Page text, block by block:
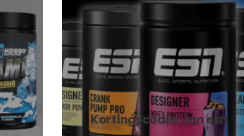
Kortingscodes van esn